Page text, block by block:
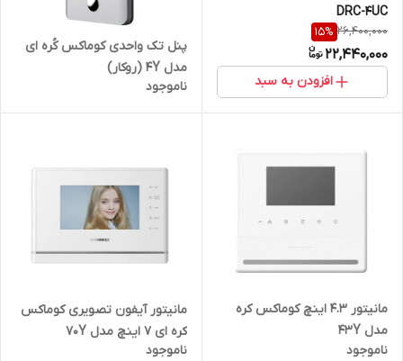
DRC-4UC
26,400,000
15%
22,440,000
افزودن به سبد
پنل تک واحدی کوماکس کُره ای
مدل 4Y (روکار)
ناموجود
مانیتور 4.3 اینچ کوماکس کره
مدل 43Y
ناموجود
مانیتور آیفون تصویری کوماکس
کره ای 7 اینچ مدل 70Y
ناموجود